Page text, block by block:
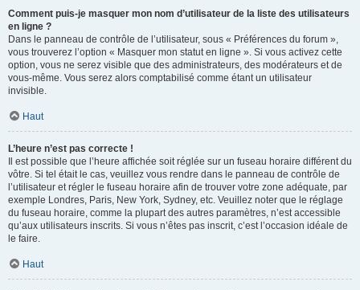
Comment puis-je masquer mon nom d’utilisateur de la liste des utilisateurs
en ligne ?
Dans le panneau de contrôle de l’utilisateur, sous « Préférences du forum »,
vous trouverez l’option « Masquer mon statut en ligne ». Si vous activez cette
option, vous ne serez visible que des administrateurs, des modérateurs et de
vous-même. Vous serez alors comptabilisé comme étant un utilisateur
invisible.
Haut
L’heure n’est pas correcte !
Il est possible que l’heure affichée soit réglée sur un fuseau horaire différent du
vôtre. Si tel était le cas, veuillez vous rendre dans le panneau de contrôle de
l’utilisateur et régler le fuseau horaire afin de trouver votre zone adéquate, par
exemple Londres, Paris, New York, Sydney, etc. Veuillez noter que le réglage
du fuseau horaire, comme la plupart des autres paramètres, n’est accessible
qu’aux utilisateurs inscrits. Si vous n’êtes pas inscrit, c’est l’occasion idéale de
le faire.
Haut